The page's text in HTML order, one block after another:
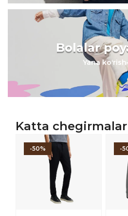
Bolalar
Yana koʻrish
Katta chegirmalar
-50% -